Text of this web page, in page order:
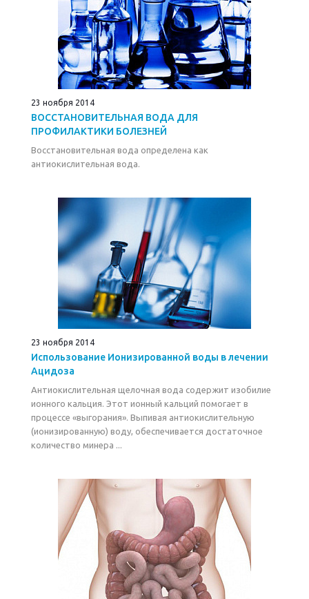
23 ноября 2014
ВОССТАНОВИТЕЛЬНАЯ ВОДА ДЛЯ
ПРОФИЛАКТИКИ БОЛЕЗНЕЙ
Восстановительная вода определена как
антиокислительная вода.
23 ноября 2014
Использование Ионизированной воды в лечении
Ацидоза
Антиокислительная щелочная вода содержит изобилие
ионного кальция. Этот ионный кальций помогает в
процессе «выгорания». Выпивая антиокислительную
(ионизированную) воду, обеспечивается достаточное
количество минера ...